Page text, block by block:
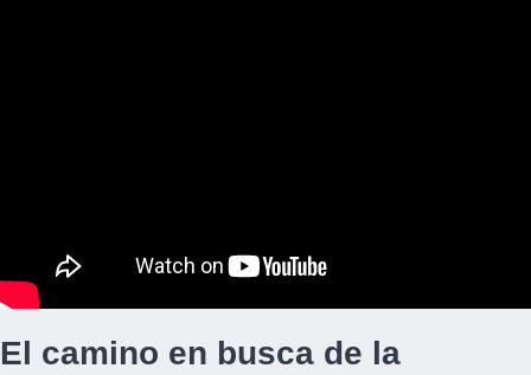
El camino en busca de la